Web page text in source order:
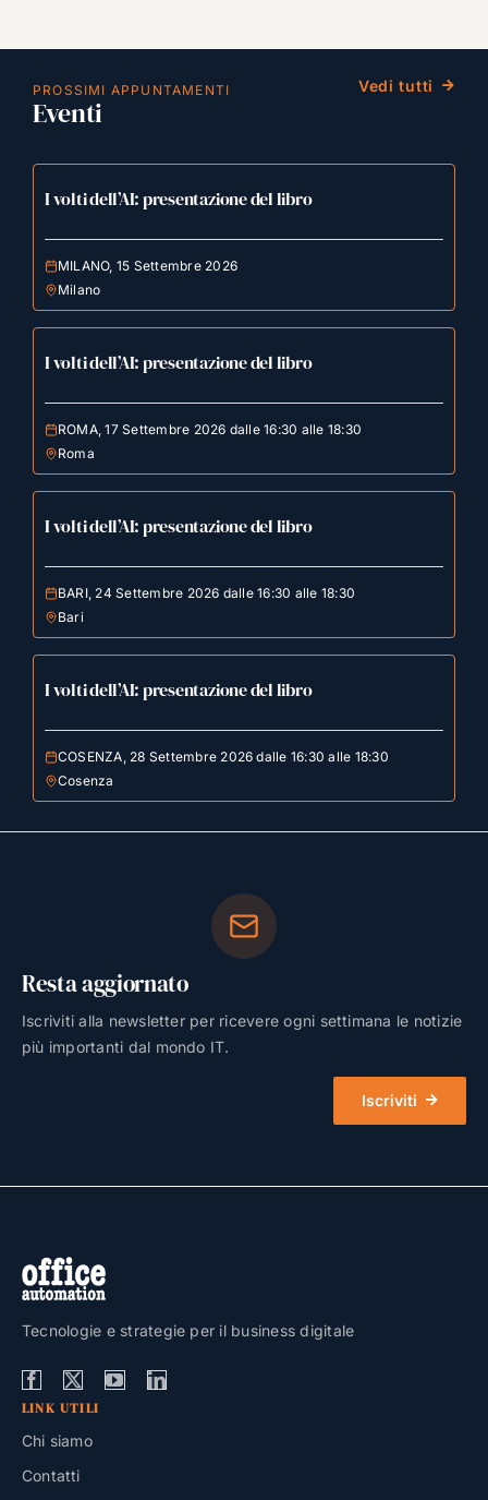
PROSSIMI APPUNTAMENTI
Eventi
Vedi tutti
I volti dell’AI: presentazione del libro
MILANO, 15 Settembre 2026
Milano
I volti dell’AI: presentazione del libro
ROMA, 17 Settembre 2026 dalle 16:30 alle 18:30
Roma
I volti dell’AI: presentazione del libro
BARI, 24 Settembre 2026 dalle 16:30 alle 18:30
Bari
I volti dell’AI: presentazione del libro
COSENZA, 28 Settembre 2026 dalle 16:30 alle 18:30
Cosenza
Resta aggiornato
Iscriviti alla newsletter per ricevere ogni settimana le notizie
più importanti dal mondo IT.
Iscriviti
Tecnologie e strategie per il business digitale
LINK UTILI
Chi siamo
Contatti